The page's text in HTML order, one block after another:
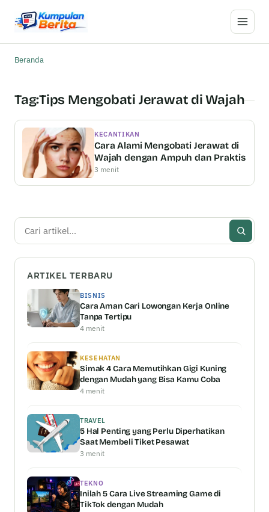
Buka
Beranda
Tag:Tips Mengobati Jerawat di Wajah
KECANTIKAN
Cara Alami Mengobati Jerawat di
Wajah dengan Ampuh dan Praktis
3 menit
Cari
ARTIKEL TERBARU
BISNIS
Cara Aman Cari Lowongan Kerja Online
Tanpa Tertipu
4 menit
KESEHATAN
Simak 4 Cara Memutihkan Gigi Kuning
dengan Mudah yang Bisa Kamu Coba
4 menit
TRAVEL
5 Hal Penting yang Perlu Diperhatikan
Saat Membeli Tiket Pesawat
3 menit
TEKNO
Inilah 5 Cara Live Streaming Game di
TikTok dengan Mudah